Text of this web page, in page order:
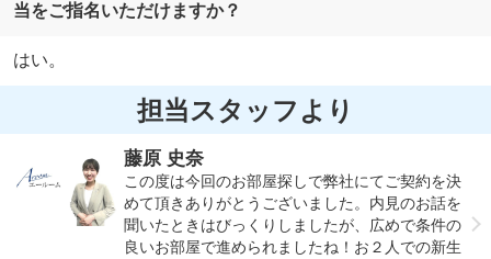
当をご指名いただけますか？
はい。
担当スタッフより
藤原 史奈
この度は今回のお部屋探しで弊社にてご契約を決
めて頂きありがとうございました。内見のお話を
聞いたときはびっくりしましたが、広めで条件の
良いお部屋で進められましたね！お２人での新生